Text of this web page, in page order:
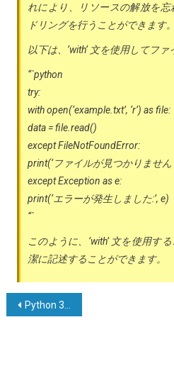
れにより、リソースの解放を
ドリングを行うことができます。
以下は、’with’ 文を使用してファ
“`python
try:
with open(‘example.txt’, ‘r’) as file:
data = file.read()
except FileNotFoundError:
print(‘ファイルが見つかりません
except Exception as e:
print(‘エラーが発生しました:’, e)
“`
このように、’with’ 文を使用す
潔に記述することができます。
投 Python 3でPandasのgroup-byを使用して合計値を取得する方法は？